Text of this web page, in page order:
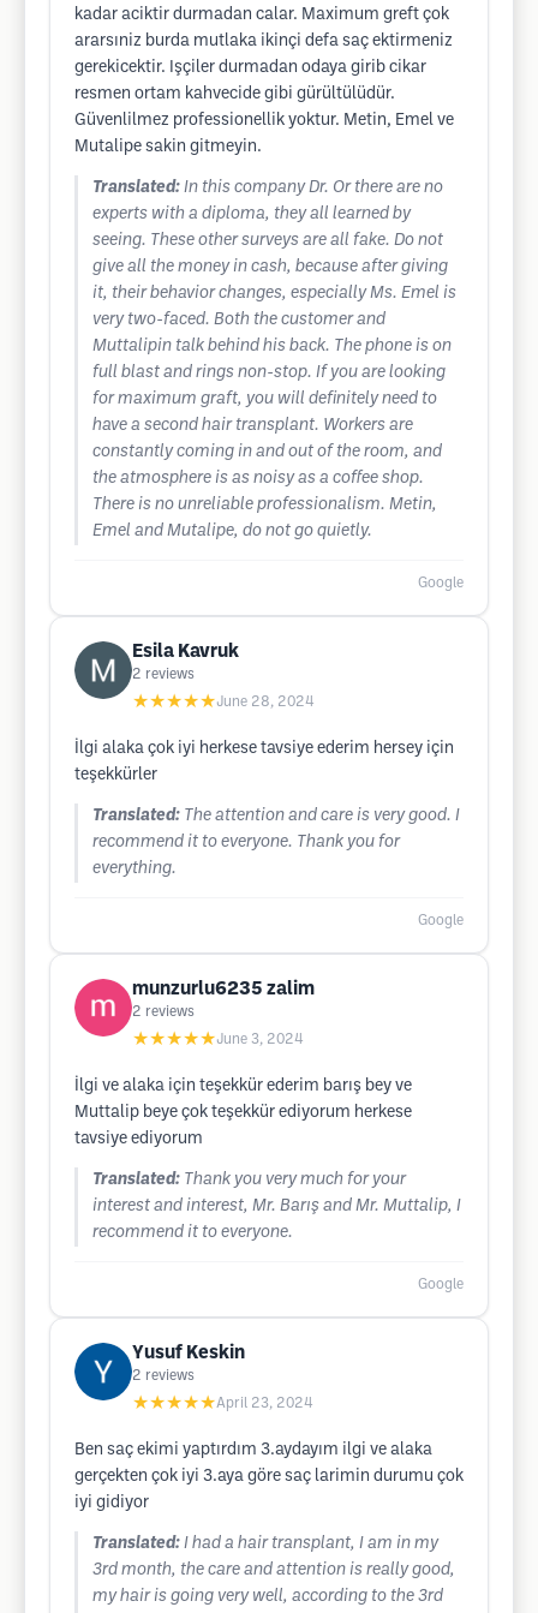
kadar aciktir durmadan calar. Maximum greft çok
ararsıniz burda mutlaka ikinçi defa saç ektirmeniz
gerekicektir. Işçiler durmadan odaya girib cikar
resmen ortam kahvecide gibi gürültülüdür.
Güvenlilmez professionellik yoktur. Metin, Emel ve
Mutalipe sakin gitmeyin.
Translated: In this company Dr. Or there are no
experts with a diploma, they all learned by
seeing. These other surveys are all fake. Do not
give all the money in cash, because after giving
it, their behavior changes, especially Ms. Emel is
very two-faced. Both the customer and
Muttalipin talk behind his back. The phone is on
full blast and rings non-stop. If you are looking
for maximum graft, you will definitely need to
have a second hair transplant. Workers are
constantly coming in and out of the room, and
the atmosphere is as noisy as a coffee shop.
There is no unreliable professionalism. Metin,
Emel and Mutalipe, do not go quietly.
Google
Esila Kavruk
2 reviews
★★★★★June 28, 2024
İlgi alaka çok iyi herkese tavsiye ederim hersey için
teşekkürler
Translated: The attention and care is very good. I
recommend it to everyone. Thank you for
everything.
Google
munzurlu6235 zalim
2 reviews
★★★★★June 3, 2024
İlgi ve alaka için teşekkür ederim barış bey ve
Muttalip beye çok teşekkür ediyorum herkese
tavsiye ediyorum
Translated: Thank you very much for your
interest and interest, Mr. Barış and Mr. Muttalip, I
recommend it to everyone.
Google
Yusuf Keskin
2 reviews
★★★★★April 23, 2024
Ben saç ekimi yaptırdım 3.aydayım ilgi ve alaka
gerçekten çok iyi 3.aya göre saç larimin durumu çok
iyi gidiyor
Translated: I had a hair transplant, I am in my
3rd month, the care and attention is really good,
my hair is going very well, according to the 3rd